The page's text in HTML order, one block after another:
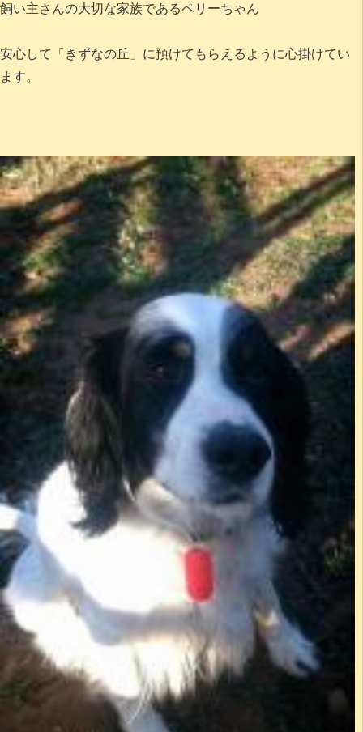
飼い主さんの大切な家族であるペリーちゃん
安心して「きずなの丘」に預けてもらえるように心掛けてい
ます。